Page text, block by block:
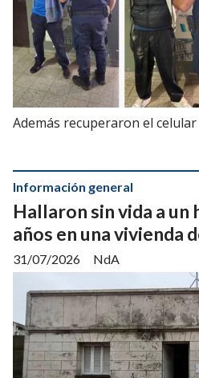
Además recuperaron el
Hallaron sin vida a un
años en una vivienda
NdA
Información general
31/07/2026